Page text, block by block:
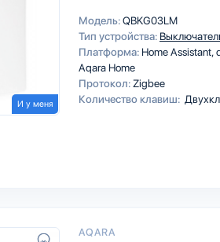
И у меня
Модель:QBKG03LM
Тип устройства:
Платформа: Home Assistant
Aqara Home
Протокол: Zigbee
Количество клавиш:
AQARA